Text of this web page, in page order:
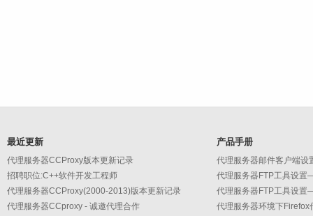
最近更新
代理服务器CCProxy版本更新记录
招聘职位:C++软件开发工程师
代理服务器CCProxy(2000-2013)版本更新记录
代理服务器CCproxy - 诚邀代理合作
产品手册
代理服务器环境下Firefox